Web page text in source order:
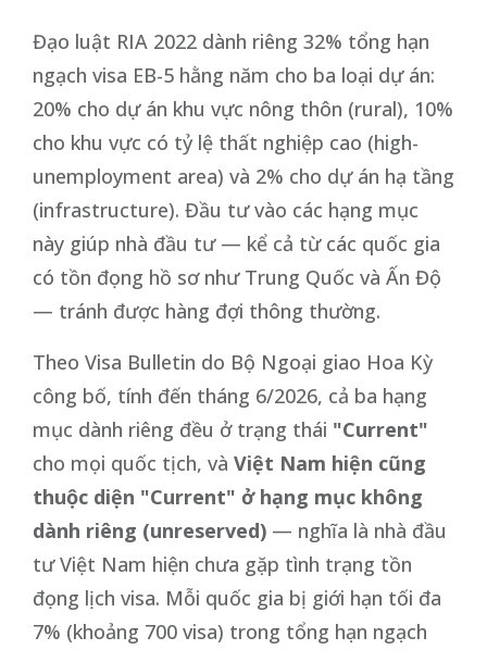
Đạo luật RIA 2022 dành riêng 32% tổng hạn
ngạch visa EB-5 hằng năm cho ba loại dự án:
20% cho dự án khu vực nông thôn (rural), 10%
cho khu vực có tỷ lệ thất nghiệp cao (high-
unemployment area) và 2% cho dự án hạ tầng
(infrastructure). Đầu tư vào các hạng mục
này giúp nhà đầu tư — kể cả từ các quốc gia
có tồn đọng hồ sơ như Trung Quốc và Ấn Độ
— tránh được hàng đợi thông thường.
Theo Visa Bulletin do Bộ Ngoại giao Hoa Kỳ
công bố, tính đến tháng 6/2026, cả ba hạng
mục dành riêng đều ở trạng thái "Current"
cho mọi quốc tịch, và Việt Nam hiện cũng
thuộc diện "Current" ở hạng mục không
dành riêng (unreserved) — nghĩa là nhà đầu
tư Việt Nam hiện chưa gặp tình trạng tồn
đọng lịch visa. Mỗi quốc gia bị giới hạn tối đa
7% (khoảng 700 visa) trong tổng hạn ngạch